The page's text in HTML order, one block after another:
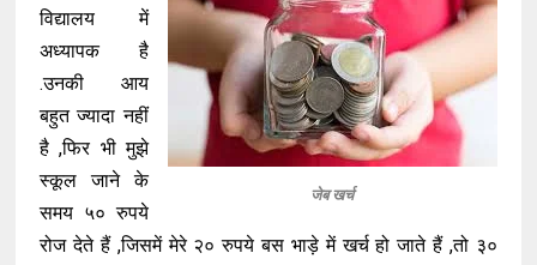
जेब खर्च
विद्यालय में
अध्यापक है
.उनकी आय
बहुत ज्यादा नहीं
है ,फिर भी मुझे
स्कूल जाने के
समय ५० रुपये
रोज देते हैं ,जिसमें मेरे २० रुपये बस भाड़े में खर्च हो जाते हैं ,तो ३०